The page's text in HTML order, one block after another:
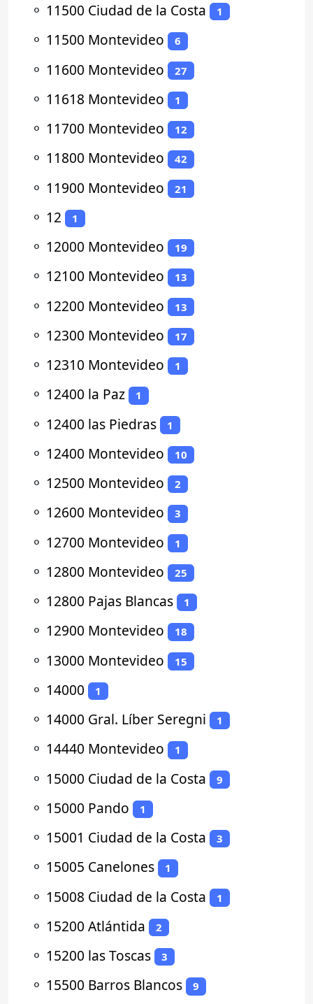
⚬ 11500 Ciudad de la Costa 1
⚬ 11500 Montevideo 6
⚬ 11600 Montevideo 27
⚬ 11618 Montevideo 1
⚬ 11700 Montevideo 12
⚬ 11800 Montevideo 42
⚬ 11900 Montevideo 21
⚬ 12 1
⚬ 12000 Montevideo 19
⚬ 12100 Montevideo 13
⚬ 12200 Montevideo 13
⚬ 12300 Montevideo 17
⚬ 12310 Montevideo 1
⚬ 12400 la Paz 1
⚬ 12400 las Piedras 1
⚬ 12400 Montevideo 10
⚬ 12500 Montevideo 2
⚬ 12600 Montevideo 3
⚬ 12700 Montevideo 1
⚬ 12800 Montevideo 25
⚬ 12800 Pajas Blancas 1
⚬ 12900 Montevideo 18
⚬ 13000 Montevideo 15
⚬ 14000 1
⚬ 14000 Gral. Líber Seregni 1
⚬ 14440 Montevideo 1
⚬ 15000 Ciudad de la Costa 9
⚬ 15000 Pando 1
⚬ 15001 Ciudad de la Costa 3
⚬ 15005 Canelones 1
⚬ 15008 Ciudad de la Costa 1
⚬ 15200 Atlántida 2
⚬ 15200 las Toscas 3
⚬ 15500 Barros Blancos 9